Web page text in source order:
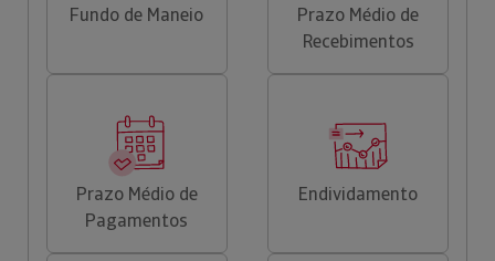
Fundo de Maneio
Prazo Médio de
Recebimentos
Prazo Médio de
Pagamentos
Endividamento